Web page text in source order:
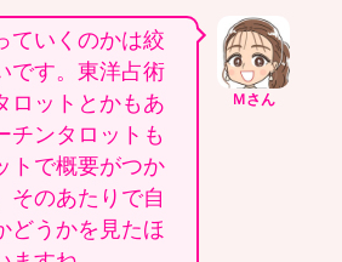
Ｍさん
ていくのかは絞
です。東洋占術
ロットとかもあ
チンタロットも
トで概要がつか
そのあたりで自
どうかを見たほ